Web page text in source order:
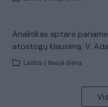
Analitikas aptarė
atostogų klausimą: V.
Laidos Nauja diena